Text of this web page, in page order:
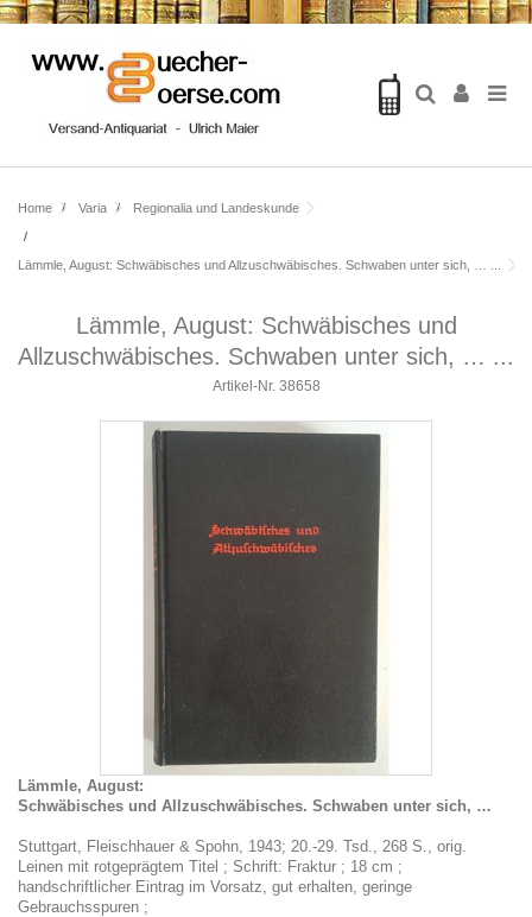
Home Varia Regionalia und Landeskunde
Lämmle, August: Schwäbisches und Allzuschwäbisches. Schwaben unter sich, … ...
Lämmle, August: Schwäbisches und
Allzuschwäbisches. Schwaben unter sich, … ...
Artikel-Nr. 38658
Lämmle, August:
Schwäbisches und Allzuschwäbisches. Schwaben unter sich, …
Stuttgart, Fleischhauer & Spohn, 1943; 20.-29. Tsd., 268 S., orig.
Leinen mit rotgeprägtem Titel ; Schrift: Fraktur ; 18 cm ;
handschriftlicher Eintrag im Vorsatz, gut erhalten, geringe
Gebrauchsspuren ;